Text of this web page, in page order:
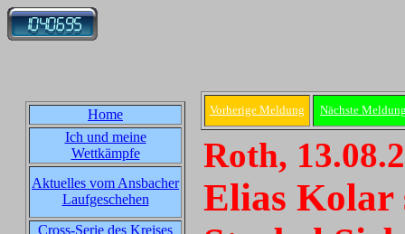
Home
Ich und meine
Wettkämpfe
Aktuelles vom Ansbacher
Laufgeschehen
Cross-Serie des Kreises
Vorherige Meldung Nächste
Roth,
Elias Kolar